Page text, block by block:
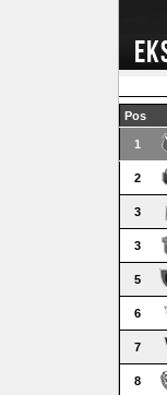
Pos
1
2
3
3
5
6
7
8